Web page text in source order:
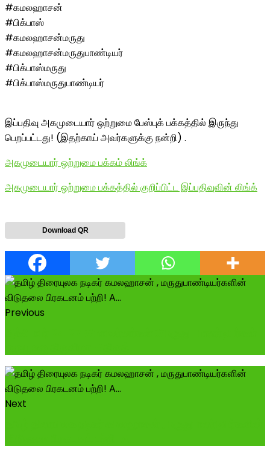
#கமலஹாசன்
#பிக்பாஸ்
#கமலஹாசன்மருது
#கமலஹாசன்மருதுபாண்டியர்
#பிக்பாஸ்மருது
#பிக்பாஸ்மருதுபாண்டியர்
இப்பதிவு அகமுடையார் ஒற்றுமை பேஸ்புக் பக்கத்தில் இருந்து
பெறப்பட்டது! (இதற்காய் அவர்களுக்கு நன்றி) .
அகமுடையார் ஒற்றுமை பக்கம் லிங்க்
அகமுடையார் ஒற்றுமை பக்கத்தில் குறிப்பிட்ட இப்பதிவுவின் லிங்க்
Download QR
Previous
Next